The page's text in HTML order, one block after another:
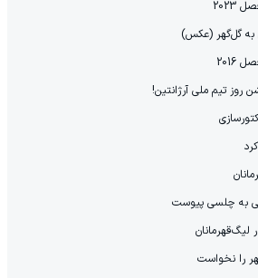
گل‌گهر (عکس)
روز تیم ملی آرژانتین!
به چلسی پیوست
لیگ‌قهرمانان
را نخواست